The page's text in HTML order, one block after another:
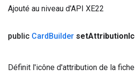
Ajouté au niveau d'API XE22
public CardBuilder setAttribution
Définit l'icône d'attribution de la